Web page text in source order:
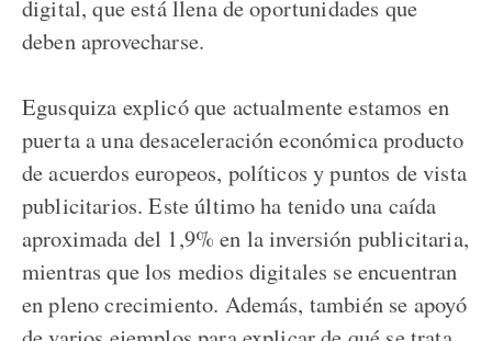
digital, que está llena de oportunidades que
deben aprovecharse.
Egusquiza explicó que actualmente estamos en
puerta a una desaceleración económica producto
de acuerdos europeos, políticos y puntos de vista
publicitarios. Este último ha tenido una caída
aproximada del 1,9% en la inversión publicitaria,
mientras que los medios digitales se encuentran
en pleno crecimiento. Además, también se apoyó